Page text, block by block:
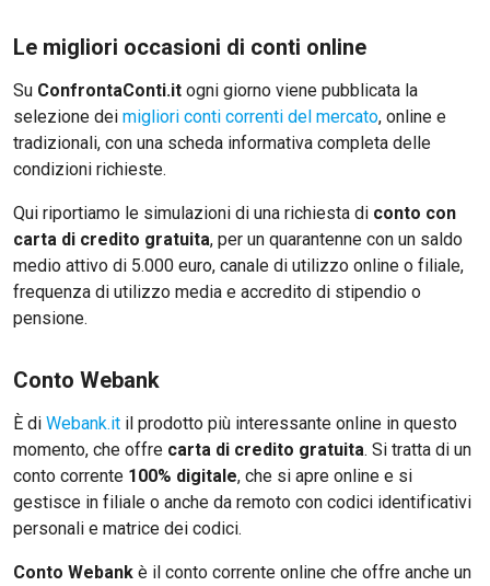
Le migliori occasioni di conti online
Su ConfrontaConti.it ogni giorno viene pubblicata la
selezione dei migliori conti correnti del mercato, online e
tradizionali, con una scheda informativa completa delle
condizioni richieste.
Qui riportiamo le simulazioni di una richiesta di conto con
carta di credito gratuita, per un quarantenne con un saldo
medio attivo di 5.000 euro, canale di utilizzo online o filiale,
frequenza di utilizzo media e accredito di stipendio o
pensione.
Conto Webank
È di Webank.it il prodotto più interessante online in questo
momento, che offre carta di credito gratuita. Si tratta di un
conto corrente 100% digitale, che si apre online e si
gestisce in filiale o anche da remoto con codici identificativi
personali e matrice dei codici.
Conto Webank è il conto corrente online che offre anche un